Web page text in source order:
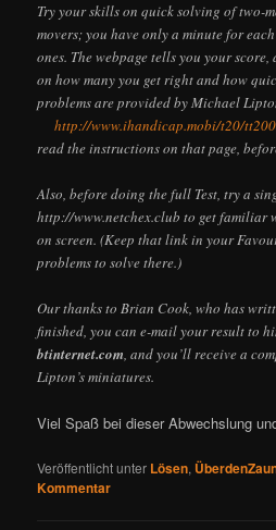
Try your skills on quick solving of two-
movers; you have only a minute for
ones. The webpage tells you your
on how many you get right and how
problems are provided by Michael
http://www.ihandicap.mobi/t20/
read the instructions on that page,
Also, before doing the full Test, try a
http://www.netchex.club to get familiar
on screen. (Keep that link in your
problems to solve there.)
Our thanks to Brian Cook, who has
finished, you can e-mail your result to
btinternet.com, and you’ll receive a
Lipton’s miniatures.
Viel Spaß bei dieser Abwechslung
Veröffentlicht unter Lösen,
Kommentar